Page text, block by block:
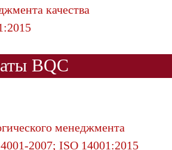
качества
BQC
менеджмента
2007; ISO 14001:2015